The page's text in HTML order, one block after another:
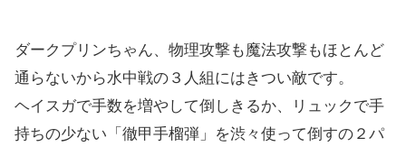
ダークプリンちゃん、物理攻撃も魔法攻撃もほとんど
通らないから水中戦の３人組にはきつい敵です。
ヘイスガで手数を増やして倒しきるか、リュックで手
持ちの少ない「徹甲手榴弾」を渋々使って倒すの２パ